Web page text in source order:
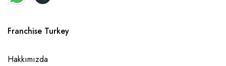
Franchise Turkey
Hakkımızda